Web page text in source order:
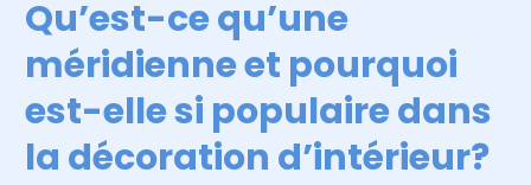
Qu’est-ce qu’une
méridienne et pourquoi
est-elle si populaire dans
la décoration d’intérieur?